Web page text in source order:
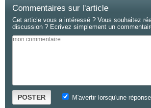
Commentaires sur l'article
Cet article vous a intéressé ? Vous souhaitez
discussion ? Ecrivez simplement un
POSTER M'avertir lorsqu'une